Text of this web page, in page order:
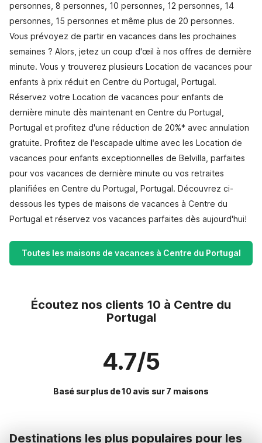
personnes, 8 personnes, 10 personnes, 12 personnes, 14
personnes, 15 personnes et même plus de 20 personnes.
Vous prévoyez de partir en vacances dans les prochaines
semaines ? Alors, jetez un coup d'œil à nos offres de dernière
minute. Vous y trouverez plusieurs Location de vacances pour
enfants à prix réduit en Centre du Portugal, Portugal.
Réservez votre Location de vacances pour enfants de
dernière minute dès maintenant en Centre du Portugal,
Portugal et profitez d'une réduction de 20%* avec annulation
gratuite. Profitez de l'escapade ultime avec les Location de
vacances pour enfants exceptionnelles de Belvilla, parfaites
pour vos vacances de dernière minute ou vos retraites
planifiées en Centre du Portugal, Portugal. Découvrez ci-
dessous les types de maisons de vacances à Centre du
Portugal et réservez vos vacances parfaites dès aujourd'hui!
Toutes les maisons de vacances à Centre du Portugal
Écoutez nos clients 10 à Centre du
Portugal
4.7/5
Basé sur plus de 10 avis sur 7 maisons
Destinations les plus populaires pour les